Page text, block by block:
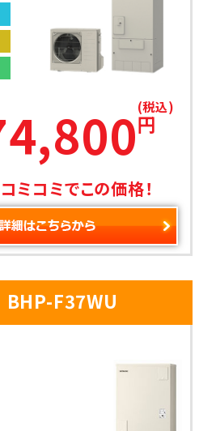
円
(税込)
ミコミでこの価格！
F37WU